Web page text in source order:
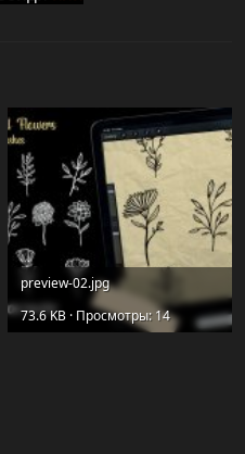
preview-02.jpg
73.6 KB · Просмотры: 14